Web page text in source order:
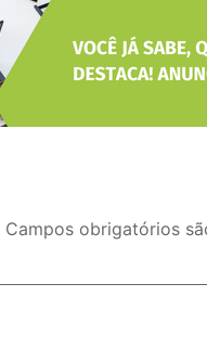
Campos obrigatórios